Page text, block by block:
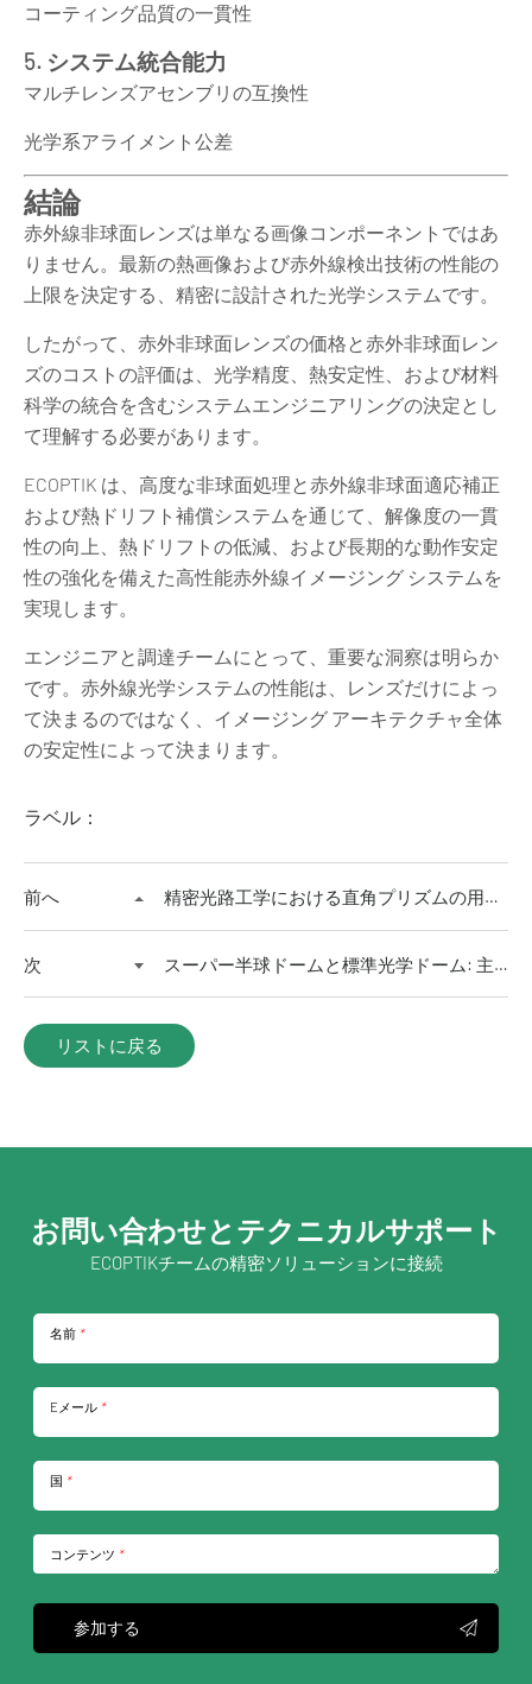
コーティング品質の一貫性
5. システム統合能力
マルチレンズアセンブリの互換性
光学系アライメント公差
結論
赤外線非球面レンズは単なる画像コンポーネントではあ
りません。最新の熱画像および赤外線検出技術の性能の
上限を決定する、精密に設計された光学システムです。
したがって、赤外非球面レンズの価格と赤外非球面レン
ズのコストの評価は、光学精度、熱安定性、および材料
科学の統合を含むシステムエンジニアリングの決定とし
て理解する必要があります。
ECOPTIK は、高度な非球面処理と赤外線非球面適応補正
および熱ドリフト補償システムを通じて、解像度の一貫
性の向上、熱ドリフトの低減、および長期的な動作安定
性の強化を備えた高性能赤外線イメージング システムを
実現します。
エンジニアと調達チームにとって、重要な洞察は明らか
です。赤外線光学システムの性能は、レンズだけによっ
て決まるのではなく、イメージング アーキテクチャ全体
の安定性によって決まります。
ラベル：
前へ 精密光路工学における直角プリズムの用途と直角プリズムとミラーの関係
次 スーパー半球ドームと標準光学ドーム: 主な違い
リストに戻る
お問い合わせとテクニカルサポート
ECOPTIKチームの精密ソリューションに接続
名前 *
Eメール *
国 *
コンテンツ *
参加する